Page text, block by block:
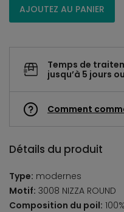
AJOUTEZ AU PANIER
Temps de
jusqu’à 5 jours
Comment
Détails du produit
Type: modernes
Motif: 3008 NIZZA ROUND
Composition du poil: